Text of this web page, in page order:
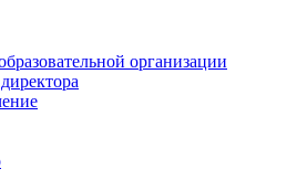
организации